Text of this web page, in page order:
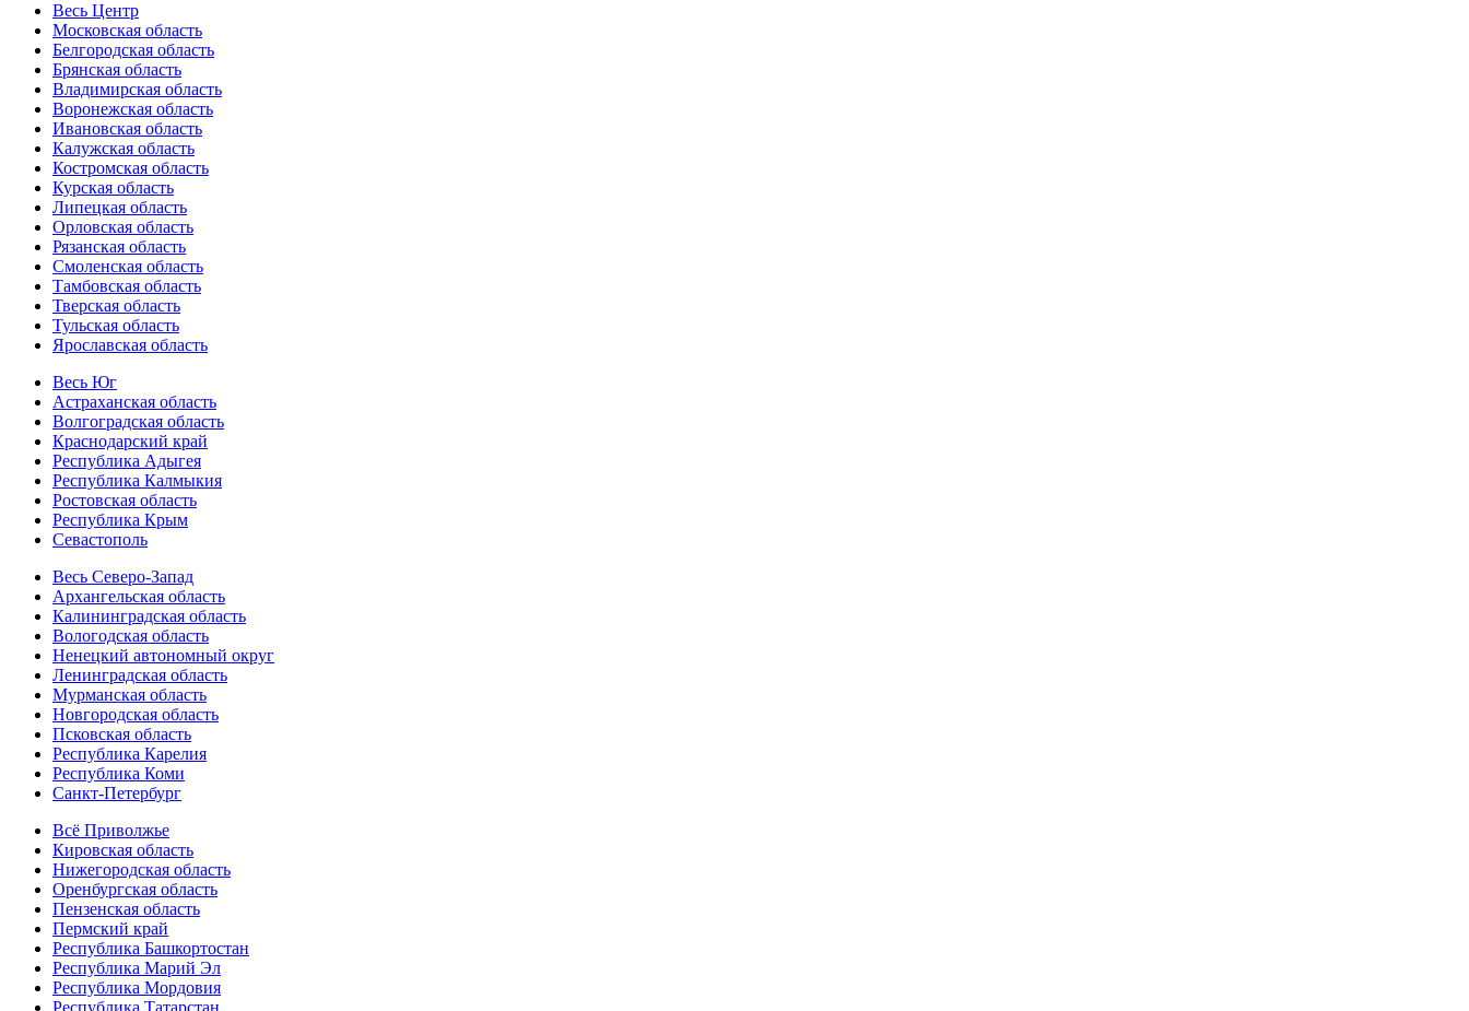
Весь Центр
Московская область
Белгородская область
Брянская область
Владимирская область
Воронежская область
Ивановская область
Калужская область
Костромская область
Курская область
Липецкая область
Орловская область
Рязанская область
Смоленская область
Тамбовская область
Тверская область
Тульская область
Ярославская область
Весь Юг
Астраханская область
Волгоградская область
Краснодарский край
Республика Адыгея
Республика Калмыкия
Ростовская область
Республика Крым
Севастополь
Весь Северо-Запад
Архангельская область
Калининградская область
Вологодская область
Ненецкий автономный округ
Ленинградская область
Мурманская область
Новгородская область
Псковская область
Республика Карелия
Республика Коми
Санкт-Петербург
Всё Приволжье
Кировская область
Нижегородская область
Оренбургская область
Пензенская область
Пермский край
Республика Башкортостан
Республика Марий Эл
Республика Мордовия
Республика Татарстан